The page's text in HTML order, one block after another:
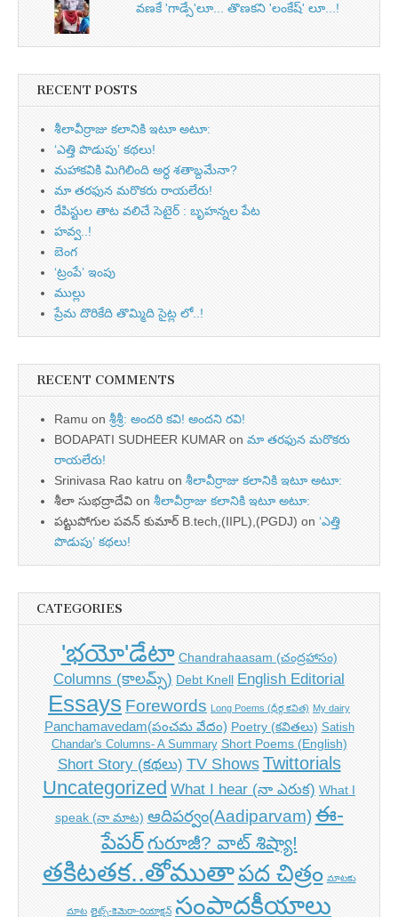
వణకే 'గాడ్సే'లూ... తొణకని 'లంకేష్‌' లూ...!
RECENT POSTS
శీలావీర్రాజు కలానికి ఇటూ అటూ:
‘ఎత్తి పొడుపు’ కథలు!
మహాకవికి మిగిలింది అర్ధ శతాబ్దమేనా?
మా తరఫున మరొకరు రాయలేరు!
రేపిస్టుల తాట వలిచే సెటైర్ : బృహన్నల పేట
హవ్వ..!
బెంగ
‘ట్రంపే’ ఇంపు
ముల్లు
ప్రేమ దొరికేది తొమ్మిది సైట్ల లో..!
RECENT COMMENTS
Ramu on శ్రీశ్రీ: అందరి కవి! అందని రవి!
BODAPATI SUDHEER KUMAR on మా తరఫున మరొకరు
రాయలేరు!
Srinivasa Rao katru on శీలావీర్రాజు కలానికి ఇటూ అటూ:
శీలా సుభద్రాదేవి on శీలావీర్రాజు కలానికి ఇటూ అటూ:
పట్టుపోగుల పవన్ కుమార్ B.tech,(IIPL),(PGDJ) on ‘ఎత్తి
పొడుపు’ కథలు!
CATEGORIES
'భయో'డేటా Chandrahaasam (చంద్రహాసం)
Columns (కాలమ్స్) Debt Knell English Editorial
Essays Forewords Long Poems (ధీర్గ కవిత) My dairy
Panchamavedam(పంచమ వేదం) Poetry (కవితలు) Satish
Chandar's Columns- A Summary Short Poems (English)
Short Story (కథలు) TV Shows Twittorials
Uncategorized What I hear (నా ఎరుక) What I
speak (నా మాట) ఆదిపర్వం(Aadiparvam) ఈ-
పేపర్గురూజీ? వాట్ శిష్యా!
తకిటతక..తోముతాపద చిత్రం మాటకు
మాట లైట్స్-కెమెరా-రియాక్షన్ సంపాదకీయాలు